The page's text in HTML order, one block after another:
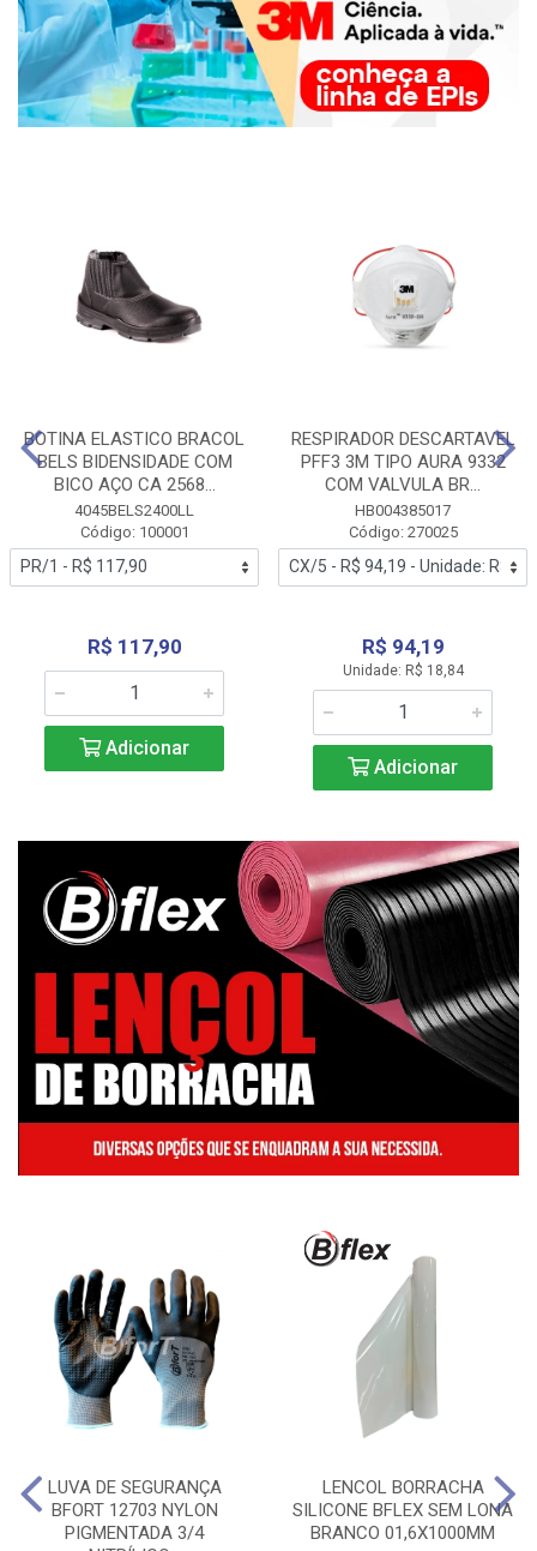
BOTINA ELASTICO BRACOL
BELS BIDENSIDADE COM
BICO AÇO CA 2568...
4045BELS2400LL
Código: 100001
R$ 117,90
Adicionar
RESPIRADOR DESCARTAVEL
PFF3 3M TIPO AURA 9332
COM VALVULA BR...
HB004385017
Código: 270025
R$ 94,19
Unidade: R$ 18,84
Adicionar
LUVA DE SEGURANÇA
BFORT 12703 NYLON
PIGMENTADA 3/4
LENCOL BORRACHA
SILICONE BFLEX SEM LONA
BRANCO 01,6X1000MM